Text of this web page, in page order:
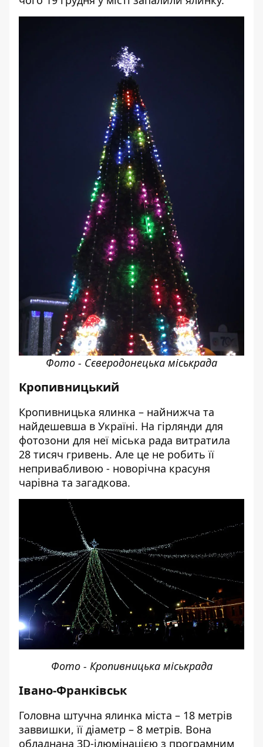
Фото - Сєверодонецька міськрада
Кропивницький
Кропивницька ялинка – найнижча та
найдешевша в Україні. На гірлянди для
фотозони для неї міська рада витратила
28 тисяч гривень. Але це не робить її
непривабливою - новорічна красуня
чарівна та загадкова.
Фото - Кропивницька міськрада
Івано-Франківськ
Головна штучна ялинка міста – 18 метрів
заввишки, її діаметр – 8 метрів. Вона
обладнана 3D-ілюмінацією з програмним